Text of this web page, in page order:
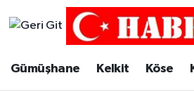
Gümüşhane Kelkit Köse
Merkez Trafik Yoğunluk